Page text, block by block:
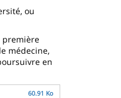
ou
première
médecine,
en
60.91 Ko